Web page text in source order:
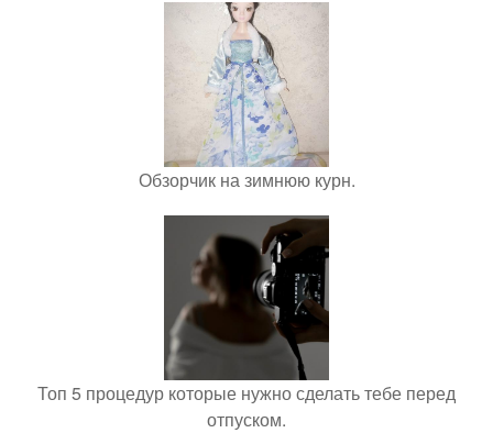
Обзорчик на зимнюю курн.
Топ 5 процедур которые нужно сделать тебе перед
отпуском.